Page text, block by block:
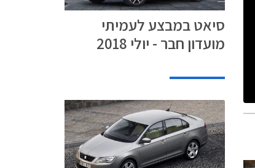
סיאט במבצע לעמיתי
מועדון חבר - יולי 2018